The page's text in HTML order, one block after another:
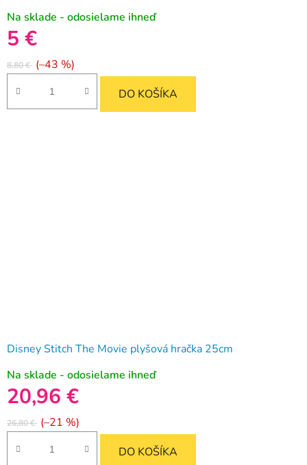
Na sklade - odosielame ihneď
5 €
8,80 € (–43 %)
DO KOŠÍKA
Disney Stitch The Movie plyšová hračka 25cm
Na sklade - odosielame ihneď
20,96 €
26,80 € (–21 %)
DO KOŠÍKA